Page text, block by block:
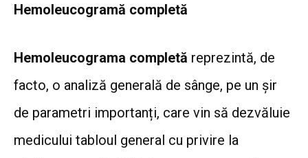
Hemoleucogramă completă
Hemoleucograma completă reprezintă, de
facto, o analiză generală de sânge, pe un șir
de parametri importanți, care vin să dezvăluie
medicului tabloul general cu privire la